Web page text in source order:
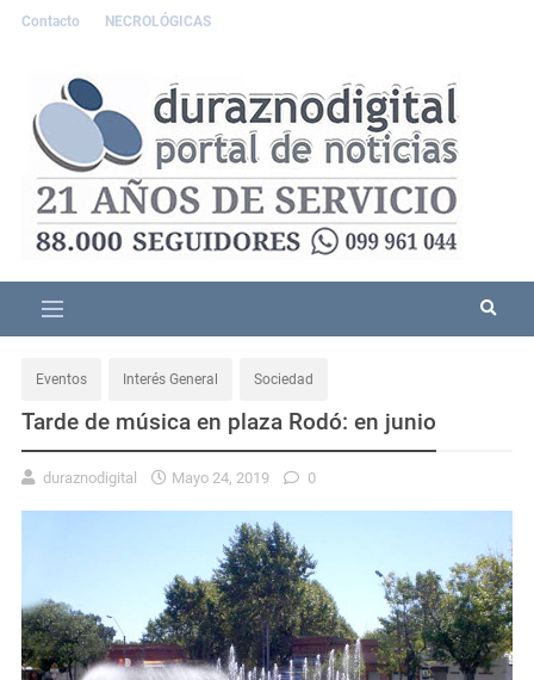
Contacto NECROLÓGICAS
Eventos Interés General Sociedad
Tarde de música en plaza Rodó: en junio
duraznodigital Mayo 24, 2019 0